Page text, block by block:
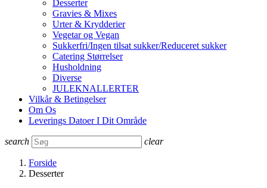
Desserter
Gravies & Mixes
Urter & Krydderier
Vegetar og Vegan
Sukkerfri/Ingen tilsat sukker/Reduceret sukker
Catering Størrelser
Husholdning
Diverse
JULEKNALLERTER
Vilkår & Betingelser
Om Os
Leverings Datoer I Dit Område
search clear
Forside
Desserter